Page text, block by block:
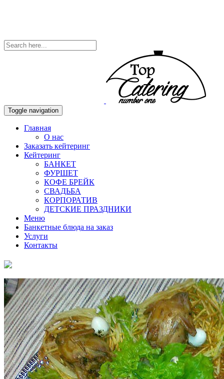
Toggle navigation
Главная
О нас
Заказать кейтеринг
Кейтеринг
БАНКЕТ
ФУРШЕТ
КОФЕ БРЕЙК
СВАДЬБА
КОРПОРАТИВ
ДЕТСКИЕ ПРАЗДНИКИ
Меню
Банкетные блюда на заказ
Услуги
Контакты